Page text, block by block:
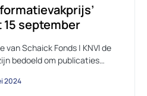
september
Schaick Fonds | KNVI de
bedoeld om publicaties…
2024